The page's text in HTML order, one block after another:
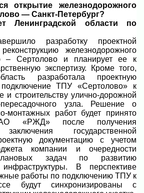
открытие железнодорожного
— Санкт-Петербург?
Ленинградской области по
разработку проектной
железнодорожного
– Сертолово и планирует ее к
экспертизу. Кроме того,
разработала проектную
ТПУ «Сертолово» к
и строительству улично-дорожной
пересадочного узла. Решение о
монтажных работ будет принято
«РЖД» после получения
заключения государственной
документацию с учетом
компании и очередности
задач по развитию
В перспективе
работы по подключению ТПУ к
будут синхронизированы с